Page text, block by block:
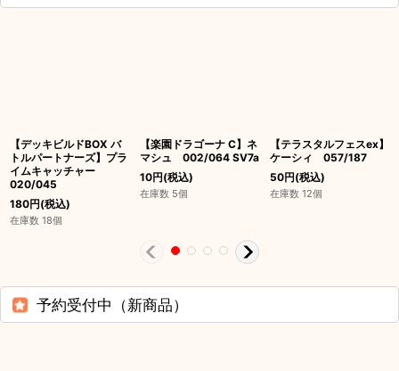
【デッキビルドBOX バ
トルパートナーズ】プラ
イムキャッチャー
020/045
180円(税込)
在庫数 18個
【楽園ドラゴーナ C】ネ
マシュ 002/064 SV7a
10円(税込)
在庫数 5個
【テラスタルフェスex】
ケーシィ 057/187
50円(税込)
在庫数 12個
予約受付中（新商品）